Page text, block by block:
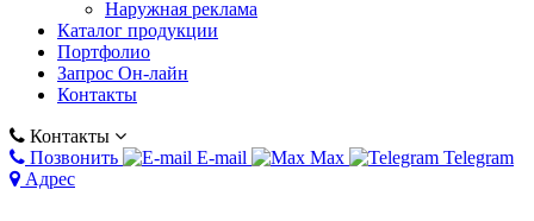
Наружная реклама
Каталог продукции
Портфолио
Запрос Он-лайн
Контакты
Контакты
Позвонить
E-mail Max
Telegram
Адрес